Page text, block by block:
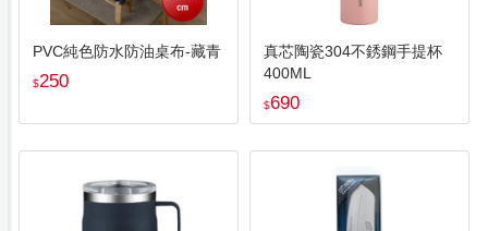
PVC純色防水防油桌布-藏青
$250
真芯陶瓷304不銹鋼手提杯
400ML
$690